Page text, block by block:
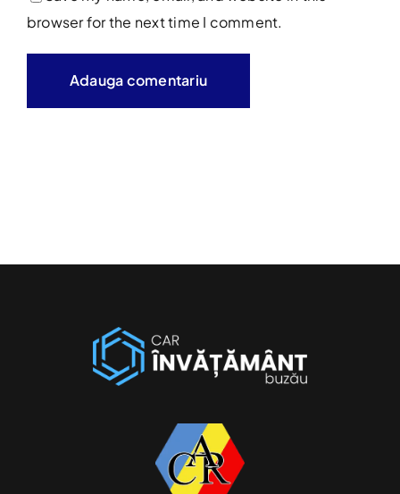
browser for the next time I comment.